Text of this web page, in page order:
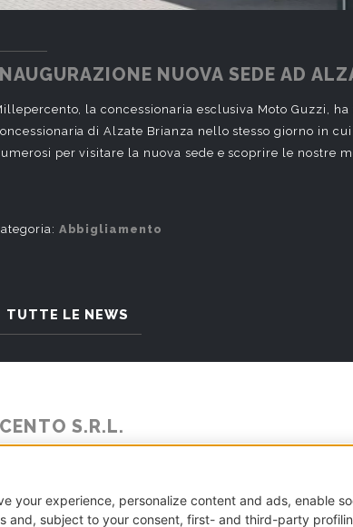
INAUGURAZIONE NUOVA SEDE AD
la concessionaria esclusiva Moto Guzzi,
di Alzate Brianza nello stesso giorno in
per visitare la nuova sede e scoprire le nostre
Abbigliamento
TUTTE LE NEWS
S.R.L.
- Como